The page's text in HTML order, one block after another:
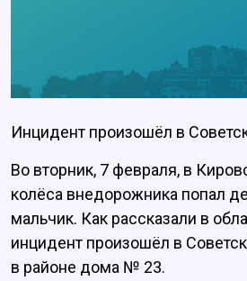
Инцидент произошёл в
Во вторник, 7 февраля, в
колёса внедорожника попал
мальчик. Как рассказали в
инцидент произошёл в
в районе дома № 23.